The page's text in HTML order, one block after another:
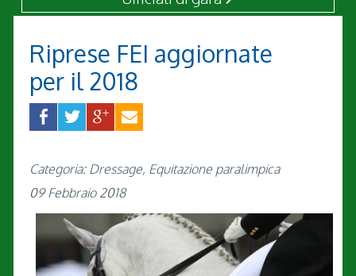
Riprese FEI aggiornate
per il 2018
Categoria: Dressage, Equitazione paralimpica
09 Febbraio 2018